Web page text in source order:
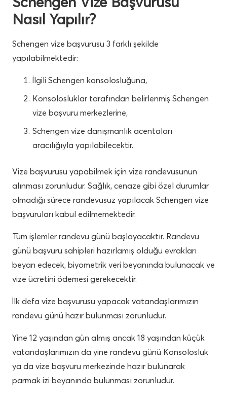
Nasıl Yapılır?
Schengen vize başvurusu 3 farklı şekilde
yapılabilmektedir:
İlgili Schengen konsolosluğuna,
Konsolosluklar tarafından belirlenmiş Schengen
vize başvuru merkezlerine,
Schengen vize danışmanlık acentaları
aracılığıyla yapılabilecektir.
Vize başvurusu yapabilmek için vize randevusunun
alınması zorunludur. Sağlık, cenaze gibi özel durumlar
olmadığı sürece randevusuz yapılacak Schengen vize
başvuruları kabul edilmemektedir.
Tüm işlemler randevu günü başlayacaktır. Randevu
günü başvuru sahipleri hazırlamış olduğu evrakları
beyan edecek, biyometrik veri beyanında bulunacak ve
vize ücretini ödemesi gerekecektir.
İlk defa vize başvurusu yapacak vatandaşlarımızın
randevu günü hazır bulunması zorunludur.
Yine 12 yaşından gün almış ancak 18 yaşından küçük
vatandaşlarımızın da yine randevu günü Konsolosluk
ya da vize başvuru merkezinde hazır bulunarak
parmak izi beyanında bulunması zorunludur.